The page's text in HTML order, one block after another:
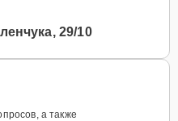
29/10
а также